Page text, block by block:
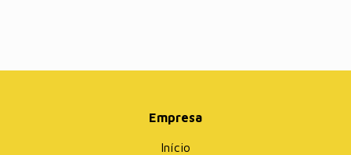
Empresa
Início